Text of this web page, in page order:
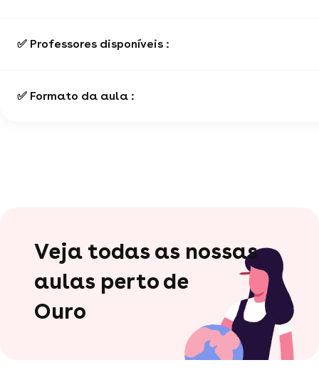
✅ Professores disponíveis :
✅ Formato da aula :
Veja todas as nossas
aulas perto de
Ouro